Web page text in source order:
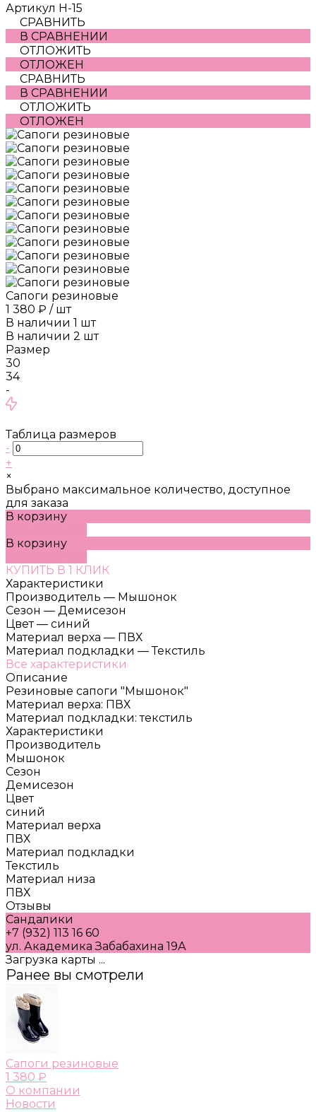
Артикул H-15
СРАВНИТЬ
В СРАВНЕНИИ
ОТЛОЖИТЬ
ОТЛОЖЕН
СРАВНИТЬ
В СРАВНЕНИИ
ОТЛОЖИТЬ
ОТЛОЖЕН
Сапоги резиновые
1 380 ₽ / шт
В наличии 1 шт
В наличии 2 шт
Размер
30
34
-
Таблица размеров
-
+
×
Выбрано максимальное количество, доступное
для заказа
В корзину
В корзину
КУПИТЬ В 1 КЛИК
Характеристики
Производитель — Мышонок
Сезон — Демисезон
Цвет — синий
Материал верха — ПВХ
Материал подкладки — Текстиль
Все характеристики
Описание
Резиновые сапоги "Мышонок"
Материал верха: ПВХ
Материал подкладки: текстиль
Характеристики
Производитель
Мышонок
Сезон
Демисезон
Цвет
синий
Материал верха
ПВХ
Материал подкладки
Текстиль
Материал низа
ПВХ
Отзывы
Сандалики
+7 (932) 113 16 60
ул. Академика Забабахина 19А
Загрузка карты ...
Ранее вы смотрели
Сапоги резиновые
1 380 ₽
О компании
Новости